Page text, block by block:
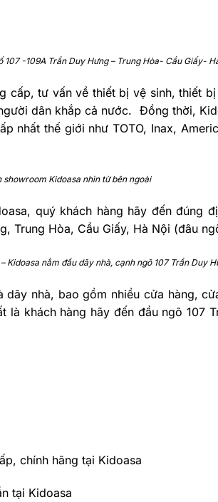
107 -109A Trần Duy Hưng – Trung Hòa- Cầu Giấy-
cấp, tư vấn về thiết bị vệ sinh, thiết
dân khắp cả nước. Đồng thời,
thế giới như TOTO, Inax,
showroom Kidoasa nhìn từ bên ngoài
quý khách hàng hãy đến đúng
Trung Hòa, Cầu Giấy, Hà Nội (đâu
Kidoasa nằm đầu dãy nhà, cạnh ngõ 107 Trần Duy
nhà, bao gồm nhiều cửa hàng,
khách hàng hãy đến đầu ngõ 107
chính hãng tại Kidoasa
tại Kidoasa